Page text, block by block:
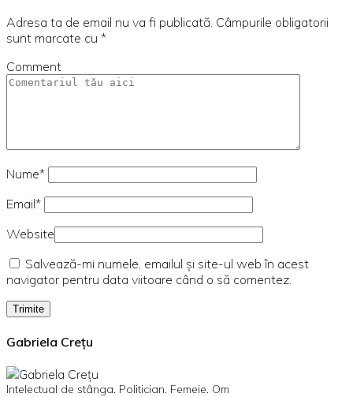
Adresa ta de email nu va fi publicată. Câmpurile obligatorii
sunt marcate cu *
Comment
Nume*
Email*
Website
Salvează-mi numele, emailul și site-ul web în acest
navigator pentru data viitoare când o să comentez.
Gabriela Crețu
Intelectual de stânga. Politician. Femeie. Om